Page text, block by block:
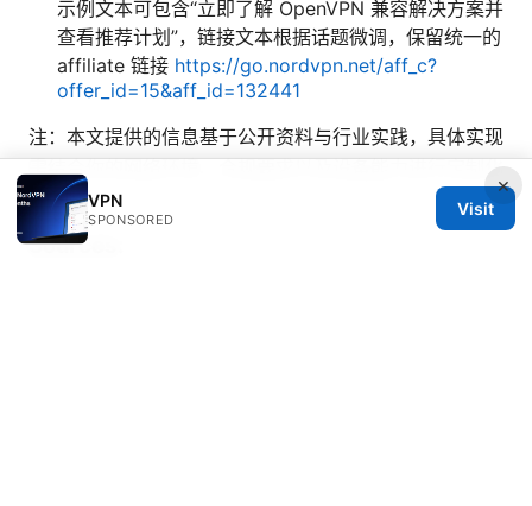
示例文本可包含“立即了解 OpenVPN 兼容解决方案并
查看推荐计划”，链接文本根据话题微调，保留统一的
affiliate 链接 https://go.nordvpn.net/aff_c?
offer_id=15&aff_id=132441
注：本文提供的信息基于公开资料与行业实践，具体实现
需结合你的网络环境、合规要求以及设备能力进行定制化
配置。
Sources:
×
VPN
SPONSORED
Visit